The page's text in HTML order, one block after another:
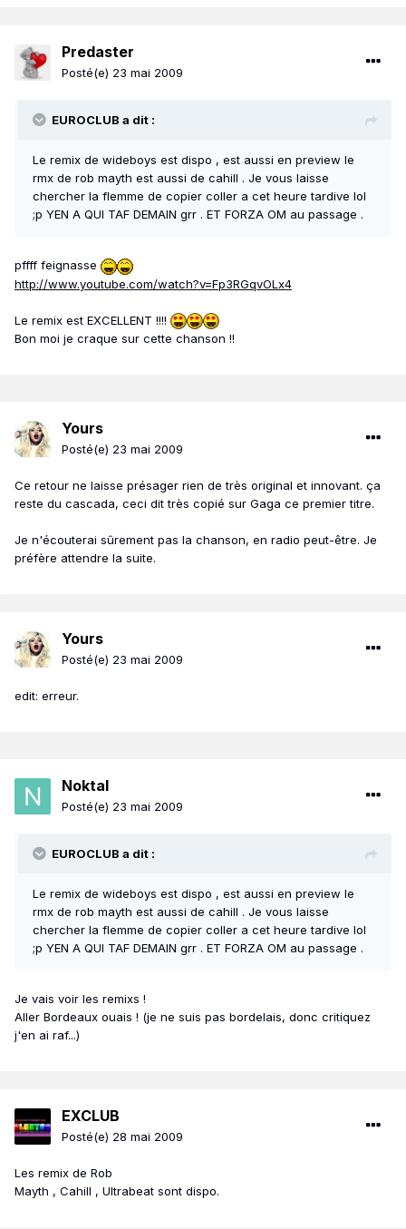
Predaster
Posté(e) 23 mai 2009
EUROCLUB a dit :
Le remix de wideboys est dispo , est aussi en preview le
rmx de rob mayth est aussi de cahill . Je vous laisse
chercher la flemme de copier coller a cet heure tardive lol
;p YEN A QUI TAF DEMAIN grr . ET FORZA OM au passage .
pffff feignasse
http://www.youtube.com/watch?v=Fp3RGqvOLx4
Le remix est EXCELLENT !!!!
Bon moi je craque sur cette chanson !!
Yours
Posté(e) 23 mai 2009
Ce retour ne laisse présager rien de très original et innovant. ça
reste du cascada, ceci dit très copié sur Gaga ce premier titre.
Je n'écouterai sûrement pas la chanson, en radio peut-être. Je
préfère attendre la suite.
Yours
Posté(e) 23 mai 2009
edit: erreur.
Noktal
Posté(e) 23 mai 2009
EUROCLUB a dit :
Le remix de wideboys est dispo , est aussi en preview le
rmx de rob mayth est aussi de cahill . Je vous laisse
chercher la flemme de copier coller a cet heure tardive lol
;p YEN A QUI TAF DEMAIN grr . ET FORZA OM au passage .
Je vais voir les remixs !
Aller Bordeaux ouais ! (je ne suis pas bordelais, donc critiquez
j'en ai raf...)
EXCLUB
Posté(e) 28 mai 2009
Les remix de Rob
Mayth , Cahill , Ultrabeat sont dispo.